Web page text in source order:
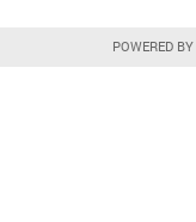
POWERED BY